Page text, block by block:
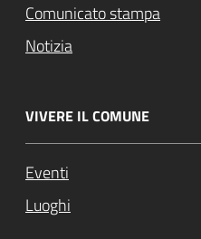
Comunicato stampa
Notizia
VIVERE IL COMUNE
Eventi
Luoghi